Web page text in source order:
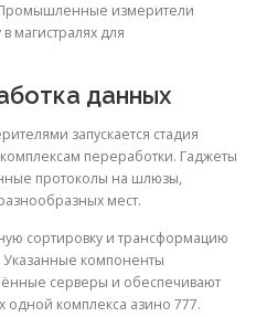
измерители
магистралях для
данных
запускается стадия
переработки. Гаджеты
протоколы на шлюзы,
мест.
сортировку и трансформацию
компоненты
серверы и обеспечивают
одной комплекса азино 777.